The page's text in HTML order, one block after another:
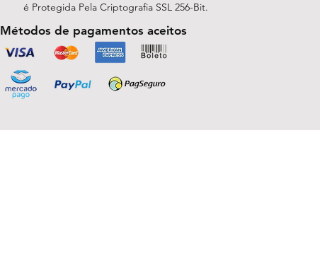
é Protegida Pela Criptografia SSL 256-Bit.
Métodos de pagamentos aceitos